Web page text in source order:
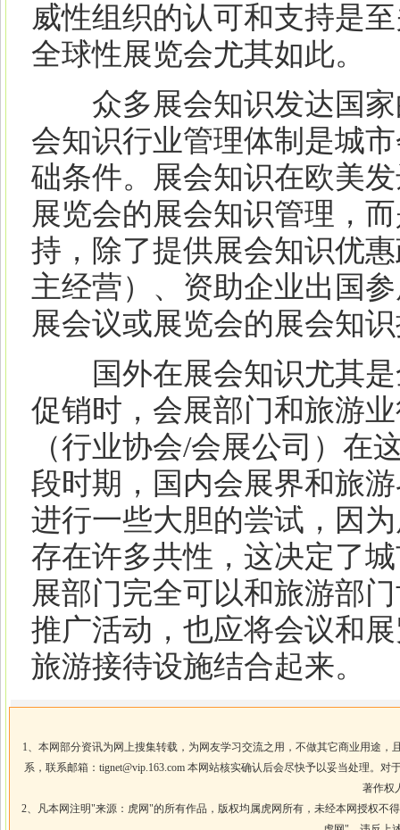
威性组织的认可和支持是
全球性展览会尤其如此。
众多展会知识发达国家
会知识行业管理体制是城
础条件。展会知识在欧美
展览会的展会知识管理，
持，除了提供展会知识优
主经营）、资助企业出国
展会议或展览会的展会知
国外在展会知识尤其是
促销时，会展部门和旅游
（行业协会/会展公司）在
段时期，国内会展界和旅
进行一些大胆的尝试，因
存在许多共性，这决定了
展部门完全可以和旅游部
推广活动，也应将会议和
旅游接待设施结合起来。
1、本网部分资讯为网上搜集转载，为网友学习交流之用，不做其它商业用途
系，联系邮箱： tignet@vip.163.com本网站核实确认后会尽快予以妥当处理。对
著作权
2、凡本网注明"来源：虎网"的所有作品，版权均属虎网所有，未经本网授权不